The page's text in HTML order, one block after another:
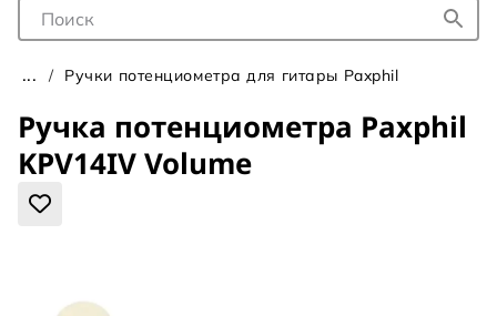
Поле для Поиска
Ручки потенциометра для гитары Paxphil
Ручка потенциометра Paxphil
KPV14IV Volume